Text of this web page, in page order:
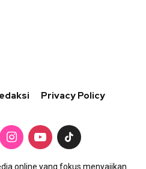
Privacy Policy
online yang fokus menyajikan